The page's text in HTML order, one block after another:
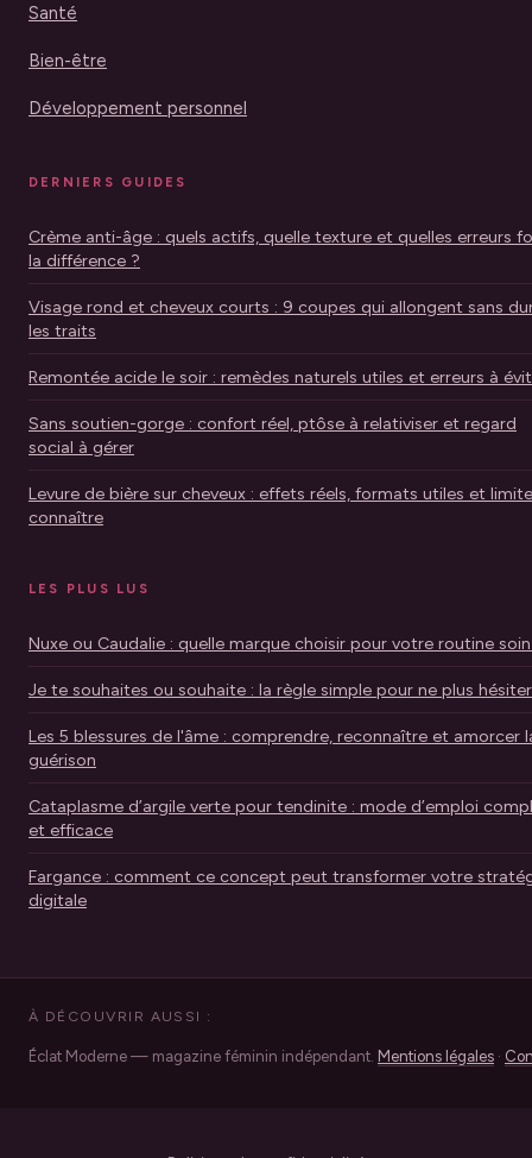
Santé
Bien-être
Développement personnel
DERNIERS GUIDES
Crème anti-âge : quels actifs, quelle texture et quelles erreurs
la différence ?
Visage rond et cheveux courts : 9 coupes qui allongent sans
les traits
Remontée acide le soir : remèdes naturels utiles et erreurs à
Sans soutien-gorge : confort réel, ptôse à relativiser et regard
social à gérer
Levure de bière sur cheveux : effets réels, formats utiles et
connaître
LES PLUS LUS
Nuxe ou Caudalie : quelle marque choisir pour votre routine
Je te souhaites ou souhaite : la règle simple pour ne plus hésiter
Les 5 blessures de l'âme : comprendre, reconnaître et amorcer
guérison
Cataplasme d’argile verte pour tendinite : mode d’emploi
et efficace
Fargance : comment ce concept peut transformer votre
digitale
À DÉCOUVRIR AUSSI :
Éclat Moderne — magazine féminin indépendant. Mentions légales ·